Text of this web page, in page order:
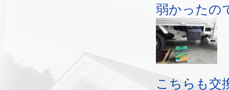
弱かったの
こちらも交